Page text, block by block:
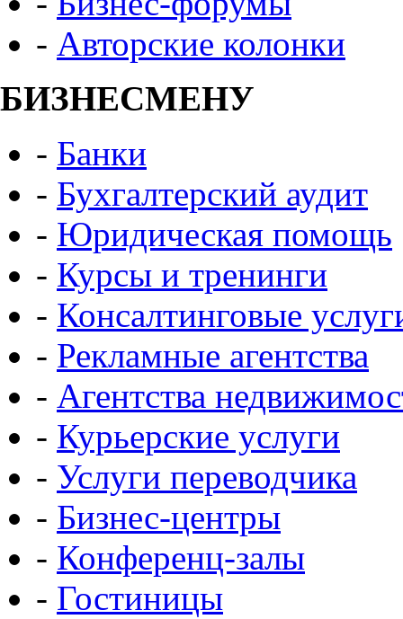
- Авторские колонки
БИЗНЕСМЕНУ
- Банки
- Бухгалтерский аудит
- Юридическая помощь
- Курсы и тренинги
- Консалтинговые
- Рекламные агентства
- Агентства
- Курьерские услуги
- Услуги переводчика
- Бизнес-центры
- Конференц-залы
- Гостиницы